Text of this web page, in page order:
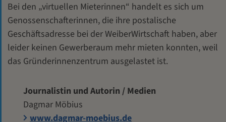
Bei den „virtuellen Mieterinnen“ handelt es sich um
Genossenschafterinnen, die ihre postalische
Geschäftsadresse bei der WeiberWirtschaft haben, aber
leider keinen Gewerberaum mehr mieten konnten, weil
das Gründerinnenzentrum ausgelastet ist.
Journalistin und Autorin / Medien
Dagmar Möbius
www.dagmar-moebius.de